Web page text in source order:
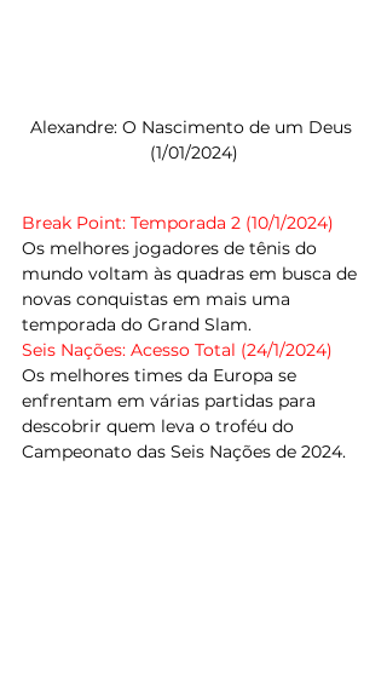
Alexandre: O Nascimento de um Deus
(1/01/2024)
Break Point: Temporada 2 (10/1/2024)
Os melhores jogadores de tênis do
mundo voltam às quadras em busca de
novas conquistas em mais uma
temporada do Grand Slam.
Seis Nações: Acesso Total (24/1/2024)
Os melhores times da Europa se
enfrentam em várias partidas para
descobrir quem leva o troféu do
Campeonato das Seis Nações de 2024.